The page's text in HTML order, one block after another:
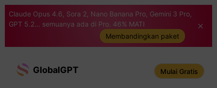
Claude Opus 4.6, Sora 2, Nano Banana Pro, Gemini 3 Pro,
GPT 5.2... semuanya ada di Pro. 46% MATI
Membandingkan paket
GlobalGPT Mulai Gratis